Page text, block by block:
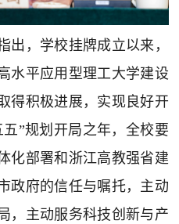
出，学校挂牌成立以来，
水平应用型理工大学建设
得积极进展，实现良好开
”规划开局之年，全校要
化部署和浙江高教强省建
政府的信任与嘱托，主动
，主动服务科技创新与产